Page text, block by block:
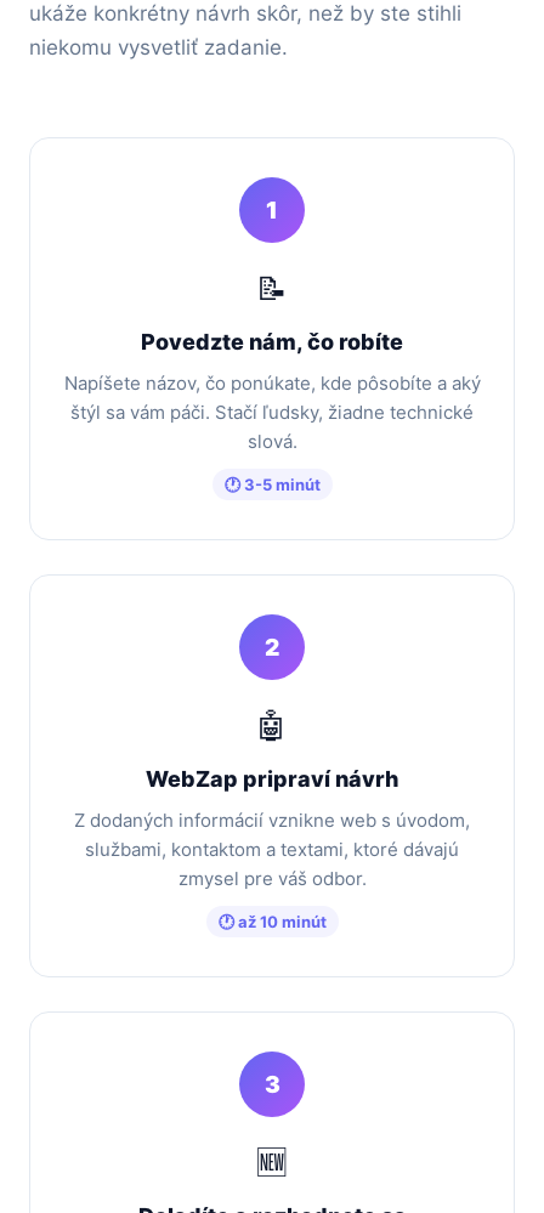
ukáže konkrétny návrh skôr, než by ste stihli
niekomu vysvetliť zadanie.
1
📝
Povedzte nám, čo robíte
Napíšete názov, čo ponúkate, kde pôsobíte a aký
štýl sa vám páči. Stačí ľudsky, žiadne technické
slová.
🕐 3-5 minút
2
🤖
WebZap pripraví návrh
Z dodaných informácií vznikne web s úvodom,
službami, kontaktom a textami, ktoré dávajú
zmysel pre váš odbor.
🕐 až 10 minút
3
🆕